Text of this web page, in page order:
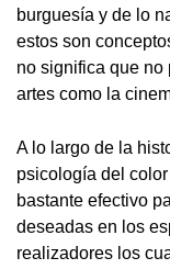
burguesía y de lo
estos son
no significa que no
artes como la
A lo largo de la
psicología del
bastante efectivo
deseadas en los
realizadores los